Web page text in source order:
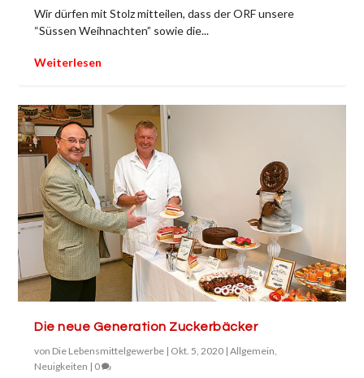
Wir dürfen mit Stolz mitteilen, dass der ORF unsere
“Süssen Weihnachten” sowie die...
Weiterlesen
Die neue Generation Zuckerbäcker
von Die Lebensmittelgewerbe | Okt. 5, 2020 |Allgemein
Neuigkeiten | 0